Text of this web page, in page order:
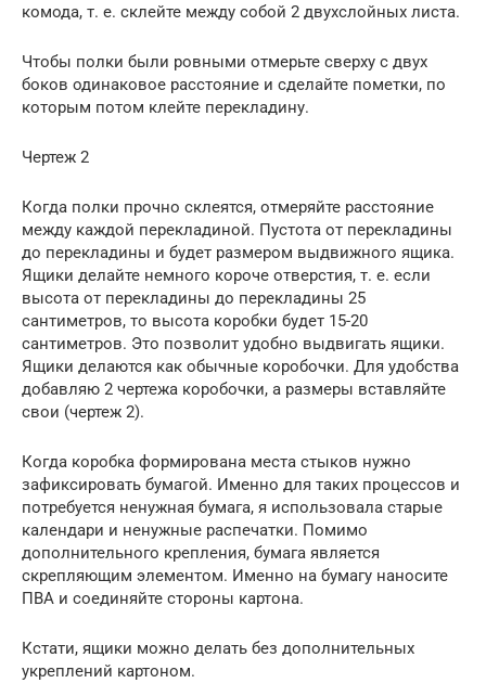
комода, т. е. склейте между собой 2 двухслойных листа.
Чтобы полки были ровными отмерьте сверху с двух
боков одинаковое расстояние и сделайте пометки, по
которым потом клейте перекладину.
Чертеж 2
Когда полки прочно склеятся, отмеряйте расстояние
между каждой перекладиной. Пустота от перекладины
до перекладины и будет размером выдвижного ящика.
Ящики делайте немного короче отверстия, т. е. если
высота от перекладины до перекладины 25
сантиметров, то высота коробки будет 15-20
сантиметров. Это позволит удобно выдвигать ящики.
Ящики делаются как обычные коробочки. Для удобства
добавляю 2 чертежа коробочки, а размеры вставляйте
свои (чертеж 2).
Когда коробка формирована места стыков нужно
зафиксировать бумагой. Именно для таких процессов и
потребуется ненужная бумага, я использовала старые
календари и ненужные распечатки. Помимо
дополнительного крепления, бумага является
скрепляющим элементом. Именно на бумагу наносите
ПВА и соединяйте стороны картона.
Кстати, ящики можно делать без дополнительных
укреплений картоном.